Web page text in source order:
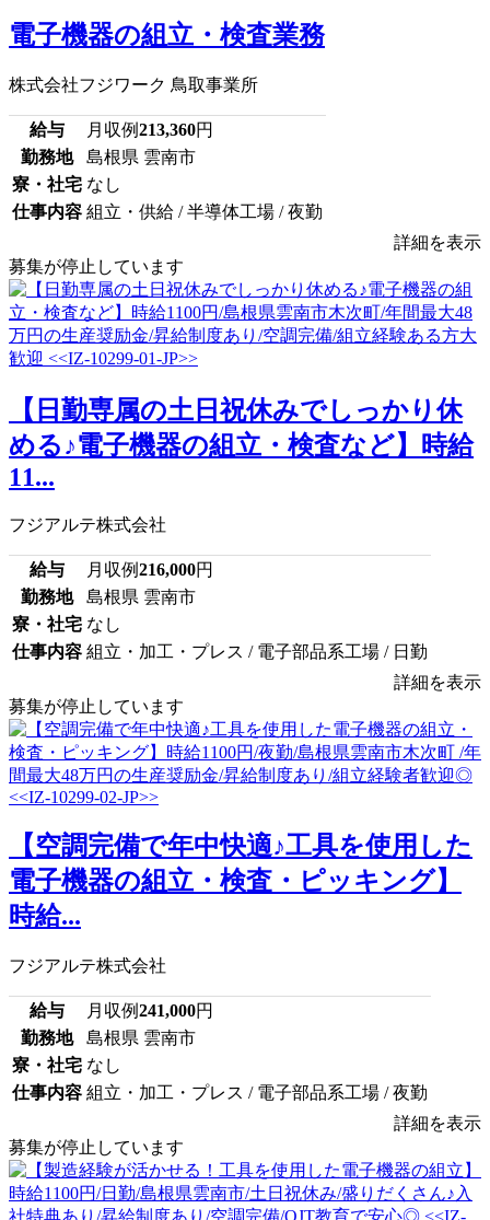
電子機器の組立・検査業務
株式会社フジワーク 鳥取事業所
給与 月収例213,360円
勤務地
島根県 雲南市
寮・社宅 なし
仕事内容 組立・供給 / 半導体工場 / 夜勤
詳細を表示
募集が停止しています
【日勤専属の土日祝休みでしっかり休
める♪電子機器の組立・検査など】時給
11...
フジアルテ株式会社
給与 月収例216,000円
勤務地
島根県 雲南市
寮・社宅 なし
仕事内容 組立・加工・プレス / 電子部品系工場 / 日勤
詳細を表示
募集が停止しています
【空調完備で年中快適♪工具を使用した
電子機器の組立・検査・ピッキング】
時給...
フジアルテ株式会社
給与 月収例241,000円
勤務地
島根県 雲南市
寮・社宅 なし
仕事内容 組立・加工・プレス / 電子部品系工場 / 夜勤
詳細を表示
募集が停止しています